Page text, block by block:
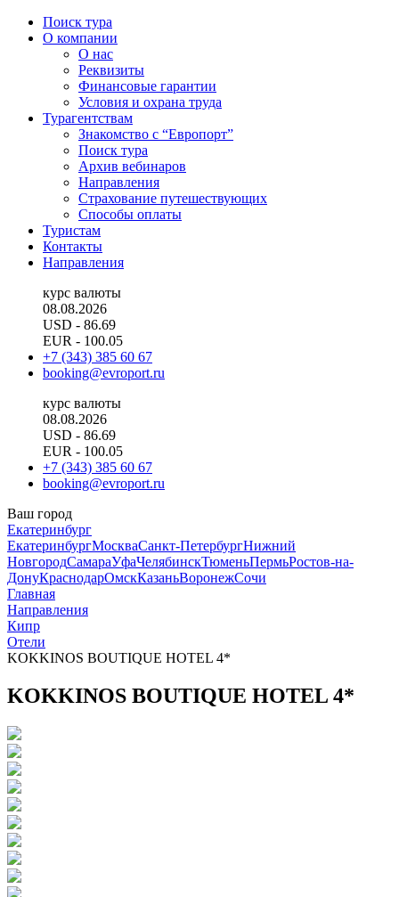
Поиск тура
О компании
О нас
Реквизиты
Финансовые гарантии
Условия и охрана труда
Турагентствам
Знакомство с “Европорт”
Поиск тура
Архив вебинаров
Направления
Страхование путешествующих
Способы оплаты
Туристам
Контакты
Направления
курс валюты
08.08.2026
USD - 86.69
EUR - 100.05
+7 (343) 385 60 67
booking@evroport.ru
курс валюты
08.08.2026
USD - 86.69
EUR - 100.05
+7 (343) 385 60 67
booking@evroport.ru
Ваш город
Екатеринбург
ЕкатеринбургМоскваСанкт-ПетербургНижний
НовгородСамараУфаЧелябинскТюменьПермьРостов-на-
ДонуКраснодарОмскКазаньВоронежСочи
Главная
Направления
Кипр
Отели
KOKKINOS BOUTIQUE HOTEL 4*
KOKKINOS BOUTIQUE HOTEL 4*